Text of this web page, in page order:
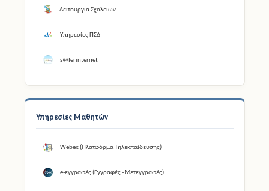
Λειτουργία Σχολείων
Υπηρεσίες ΠΣΔ
s@ferinternet
Υπηρεσίες Μαθητών
Webex (Πλατφόρμα Τηλεκπαίδευσης)
e-εγγραφές (Εγγραφές - Μετεγγραφές)